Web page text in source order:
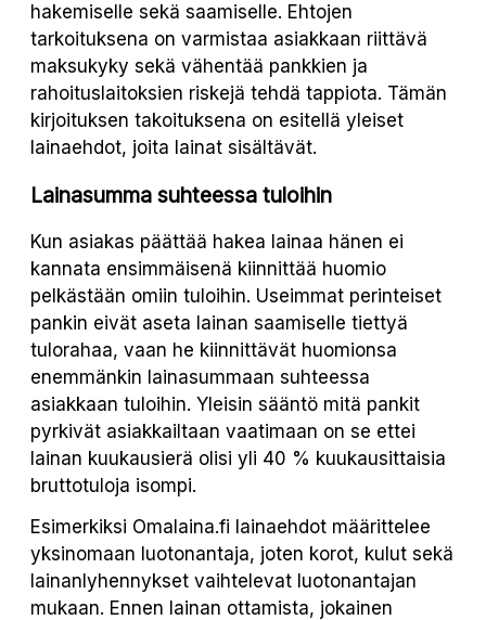
hakemiselle sekä saamiselle. Ehtojen
tarkoituksena on varmistaa asiakkaan riittävä
maksukyky sekä vähentää pankkien ja
rahoituslaitoksien riskejä tehdä tappiota. Tämän
kirjoituksen takoituksena on esitellä yleiset
lainaehdot, joita lainat sisältävät.
Lainasumma suhteessa tuloihin
Kun asiakas päättää hakea lainaa hänen ei
kannata ensimmäisenä kiinnittää huomio
pelkästään omiin tuloihin. Useimmat perinteiset
pankin eivät aseta lainan saamiselle tiettyä
tulorahaa, vaan he kiinnittävät huomionsa
enemmänkin lainasummaan suhteessa
asiakkaan tuloihin. Yleisin sääntö mitä pankit
pyrkivät asiakkailtaan vaatimaan on se ettei
lainan kuukausierä olisi yli 40 % kuukausittaisia
bruttotuloja isompi.
Esimerkiksi Omalaina.fi lainaehdot määrittelee
yksinomaan luotonantaja, joten korot, kulut sekä
lainanlyhennykset vaihtelevat luotonantajan
mukaan. Ennen lainan ottamista, jokainen